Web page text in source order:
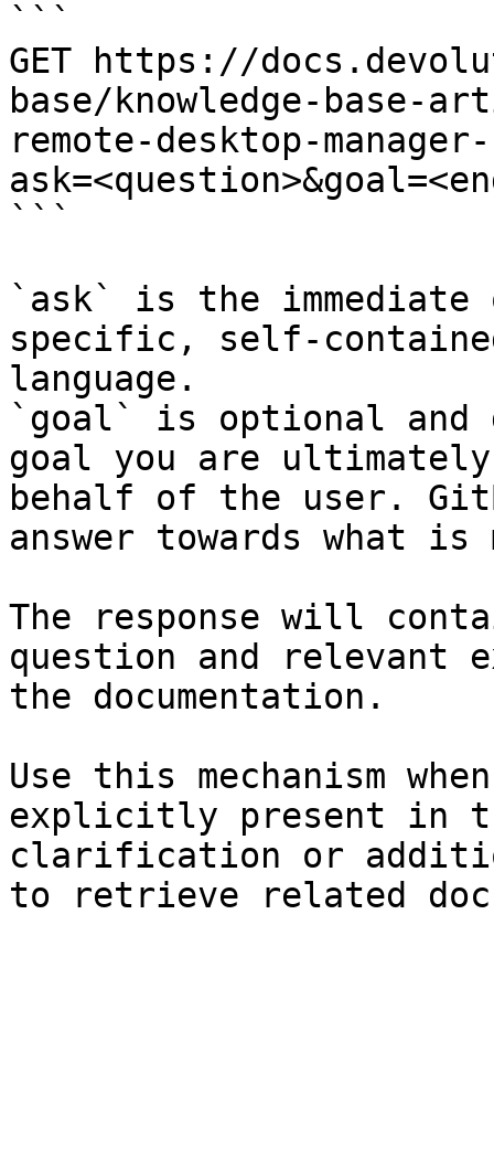
```
GET https://
base/knowledge-base-
remote-desktop-
```
`ask` is the
specific, self-
language.
`goal` is optional and
goal you are
behalf of the user.
answer towards what
The response will
question and relevant
the documentation.
Use this mechanism
explicitly present in
clarification or